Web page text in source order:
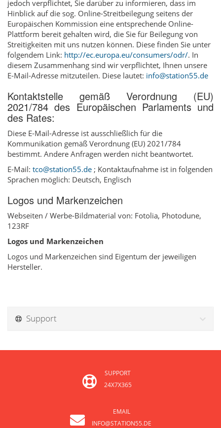
jedoch verpflichtet, Sie darüber zu informieren, dass im
Hinblick auf die sog. Online-Streitbeilegung seitens der
Europäischen Kommission eine entsprechende Online-
Plattform bereit gehalten wird, die Sie für Beilegung von
Streitigkeiten mit uns nutzen können. Diese finden Sie unter
folgendem Link: http://ec.europa.eu/consumers/odr/. In
diesem Zusammenhang sind wir verpflichtet, Ihnen unsere
E-Mail-Adresse mitzuteilen. Diese lautet: info@station55.de
Kontaktstelle gemäß Verordnung (EU)
2021/784 des Europäischen Parlaments und
des Rates:
Diese E-Mail-Adresse ist ausschließlich für die
Kommunikation gemäß Verordnung (EU) 2021/784
bestimmt. Andere Anfragen werden nicht beantwortet.
E-Mail: tco@station55.de ; Kontaktaufnahme ist in folgenden
Sprachen möglich: Deutsch, Englisch
Logos und Markenzeichen
Webseiten / Werbe-Bildmaterial von: Fotolia, Photodune,
123RF
Logos und Markenzeichen
Logos und Markenzeichen sind Eigentum der jeweiligen
Hersteller.
Support
SUPPORT
24X7X365
EMAIL
INFO@STATION55.DE